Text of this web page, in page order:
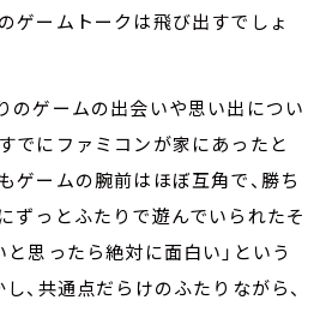
ゲームトークは飛び出すでしょ
のゲームの出会いや思い出につい
でにファミコンが家にあったと
ゲームの腕前はほぼ互角で、勝ち
ずっとふたりで遊んでいられたそ
と思ったら絶対に面白い」という
、共通点だらけのふたりながら、